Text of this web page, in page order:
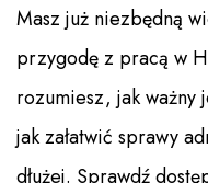
Masz już niezbędną
przygodę z pracą w
rozumiesz, jak ważny
jak załatwić sprawy
dłużej. Sprawdź